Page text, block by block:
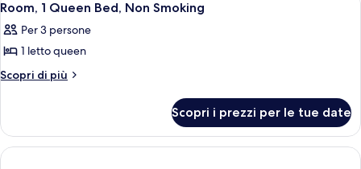
Non
Smoking
Bed,
Smoking
tutte
le
foto
per
Queen
Bed,
3
Room, 1 Queen Bed, Non Smoking
Per 3 persone
1 letto queen
Scopri di più
Altri
1
Queen
Bed,
Scopri i prezzi per le tue date